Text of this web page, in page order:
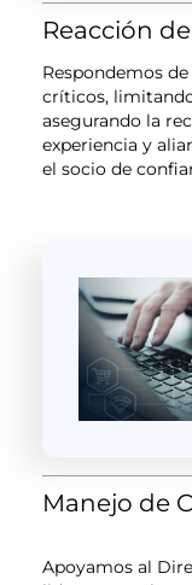
Reacción
Respondemos
críticos,
asegurando la
experiencia y
el socio de
Manejo de
Apoyamos al